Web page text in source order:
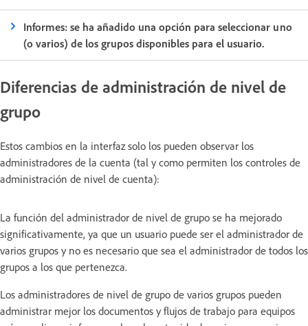
Informes: se ha añadido una opción para seleccionar uno
(o varios) de los grupos disponibles para el usuario.
Diferencias de administración de nivel de
grupo
Estos cambios en la interfaz solo los pueden observar los
administradores de la cuenta (tal y como permiten los controles de
administración de nivel de cuenta):
La función del administrador de nivel de grupo se ha mejorado
significativamente, ya que un usuario puede ser el administrador de
varios grupos y no es necesario que sea el administrador de todos los
grupos a los que pertenezca.
Los administradores de nivel de grupo de varios grupos pueden
administrar mejor los documentos y flujos de trabajo para equipos